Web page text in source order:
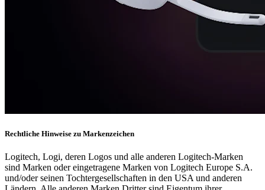
Rechtliche Hinweise zu Markenzeichen
Logitech, Logi, deren Logos und alle anderen Logitech-Marken
sind Marken oder eingetragene Marken von Logitech Europe S.A.
und/oder seinen Tochtergesellschaften in den USA und anderen